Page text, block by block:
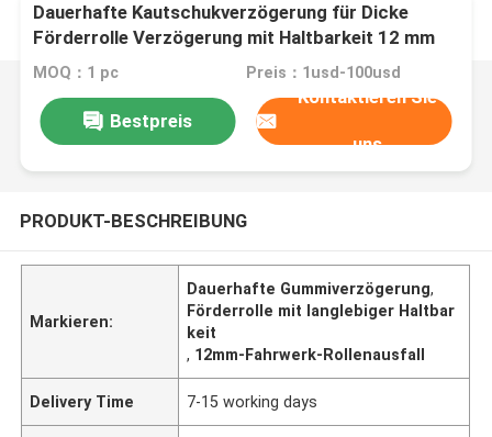
Dauerhafte Kautschukverzögerung für Dicke
Förderrolle Verzögerung mit Haltbarkeit 12 mm
MOQ：1 pc Preis：1usd-100usd
Bestpreis
Kontaktieren Sie
uns
PRODUKT-BESCHREIBUNG
Markieren:
Dauerhafte Gummiverzögerung,
Förderrolle mit langlebiger Haltbar
keit
, 12mm-Fahrwerk-Rollenausfall
Delivery Time 7-15 working days